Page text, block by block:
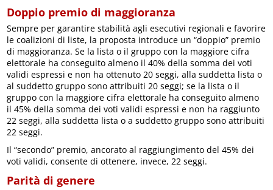
Doppio premio di maggioranza
Sempre per garantire stabilità agli esecutivi regionali e favorire
le coalizioni di liste, la proposta introduce un “doppio” premio
di maggioranza. Se la lista o il gruppo con la maggiore cifra
elettorale ha conseguito almeno il 40% della somma dei voti
validi espressi e non ha ottenuto 20 seggi, alla suddetta lista o
al suddetto gruppo sono attribuiti 20 seggi; se la lista o il
gruppo con la maggiore cifra elettorale ha conseguito almeno
il 45% della somma dei voti validi espressi e non ha raggiunto
22 seggi, alla suddetta lista o a suddetto gruppo sono attribuiti
22 seggi.
Il “secondo” premio, ancorato al raggiungimento del 45% dei
voti validi, consente di ottenere, invece, 22 seggi.
Parità di genere